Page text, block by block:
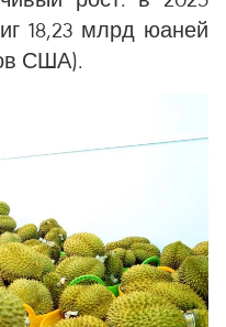
18,23 млрд юаней
США).